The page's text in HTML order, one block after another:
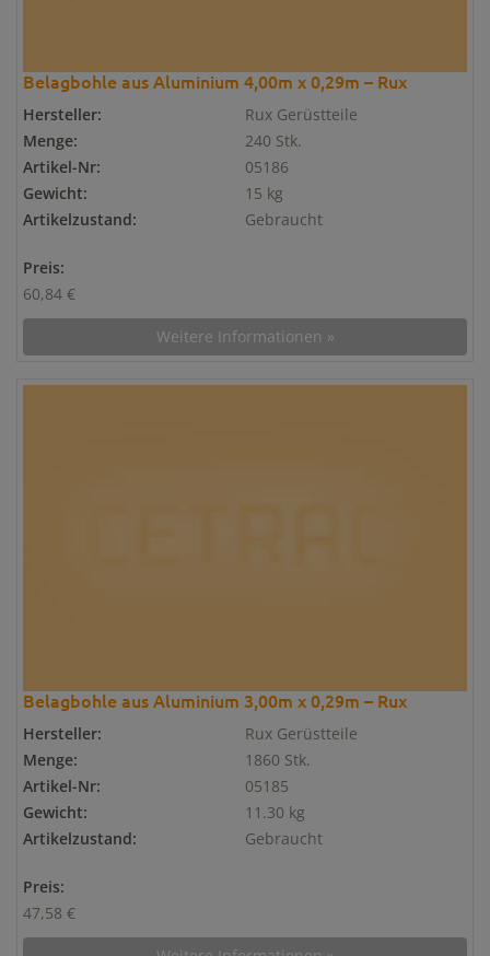
Belagbohle aus Aluminium 4,00m x 0,29m – Rux
Hersteller:
Rux Gerüstteile
Menge:
240 Stk.
Artikel-Nr:
05186
Gewicht:
15 kg
Artikelzustand:
Gebraucht
Preis:
60,84 €
Weitere Informationen »
Belagbohle aus Aluminium 3,00m x 0,29m – Rux
Hersteller:
Rux Gerüstteile
Menge:
1860 Stk.
Artikel-Nr:
05185
Gewicht:
11.30 kg
Artikelzustand:
Gebraucht
Preis:
47,58 €